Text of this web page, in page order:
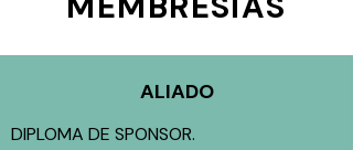
ALIADO
DIPLOMA DE SPONSOR.